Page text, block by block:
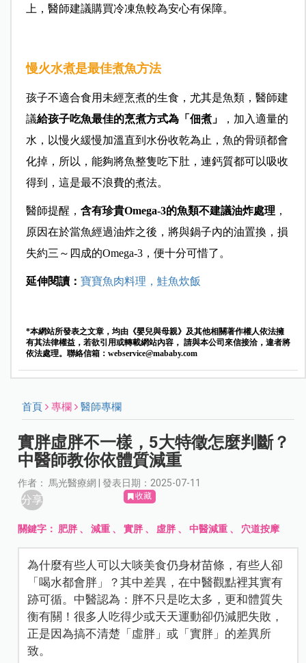
上， 醫師建議購買冷凍魚較為安心有保障。
慢火水煮是最佳煮魚方法
孩子不適合食用未經烹煮的生食，尤其是魚類， 醫師建
議給孩子吃魚最佳的烹煮方式為「佃煮」
，加入適量的
水，以慢火緩慢加溫直到水份收乾為止，魚的骨頭都會
化掉，所以，能夠將魚整隻吃下肚，連鈣質都可以吸收
得到，這是最不浪費的煮法。
醫師提醒， 含有珍貴Omega-3的魚類不建議油炸處理 ，
原因在於當魚經過油炸之後，將與鍋子內的油置換，損
失約三～四成的Omega-3，便十分可惜了。
延伸閱讀： 寶寶魚肉料理，鮭魚炊飯
*本網站所發表之文章，均由《嬰兒與母親》及其他相關著作權人依法擁
有其法律權益，若欲引用或轉載網站內容， 請與本公司來信接洽，違者將
依法處理。聯絡信箱： webservice@mababy.com
首頁 專欄 醫師專欄
實胖虛胖不一樣，5大特徵怎麼判斷？
中醫師教你依體質減重
作者： 馬光醫療網 | 發表日期：2025-07-11
分享 收藏
關鍵字： 肥胖 、減重 、實胖 、 虛胖 、中醫減重 、 穴道按摩
為什麼有些人可以大啖美食仍身材苗條，有些人卻
「喝水都會胖」？其中差異，在中醫觀點裡其實有
跡可循。中醫認為：胖不只是吃太多，更和體質失
衡有關！很多人吃得少或天天運動卻仍減肥失敗，
正是因為搞不清楚「虛胖」或「實胖」的差異所
致。